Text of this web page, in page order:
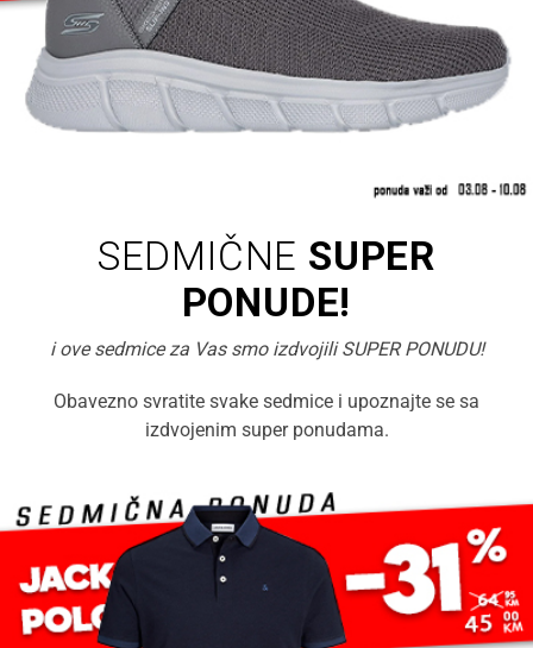
SEDMIČNE SUPER
PONUDE!
i ove sedmice za Vas smo izdvojili SUPER PONUDU!
Obavezno svratite svake sedmice i upoznajte se sa
izdvojenim super ponudama.